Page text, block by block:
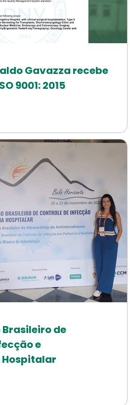
Gavazza recebe
9001: 2015
Brasileiro de
e